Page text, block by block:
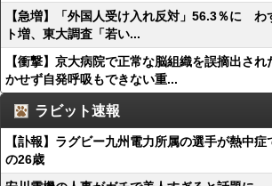
【急増】「外国人受け入れ反対」56.3％に わ
ト増、東大調査「若い...
【衝撃】京大病院で正常な脳組織を誤摘出さ
かせず自発呼吸もできない重...
ラビット速報
【訃報】ラグビー九州電力所属の選手が熱中
の26歳